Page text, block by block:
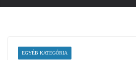
EGYÉB KATEGÓRIA